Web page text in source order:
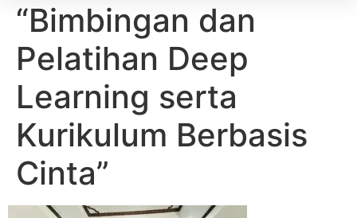
“Bimbingan dan
Pelatihan Deep
Learning serta
Kurikulum Berbasis
Cinta”